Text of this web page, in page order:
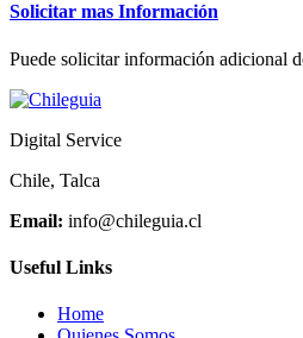
Solicitar mas Información
Puede solicitar información adicional
Digital Service
Chile, Talca
Email: info@chileguia.cl
Useful Links
Home